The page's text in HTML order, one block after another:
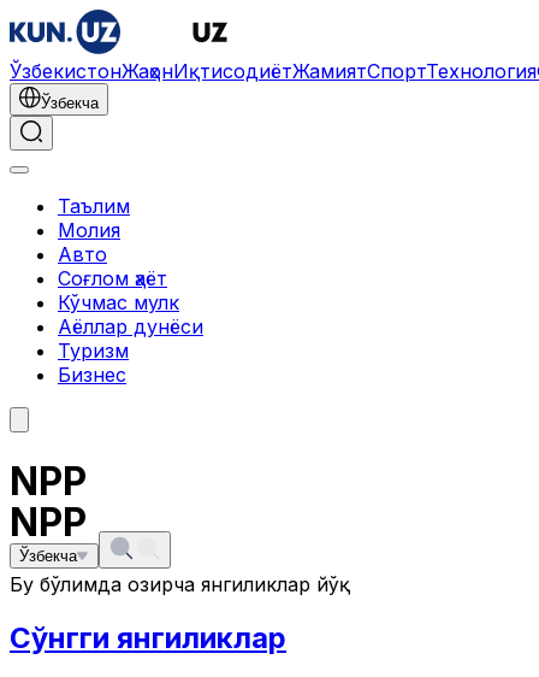
ЎзбекистонЖаҳонИқтисодиётЖамиятСпортТехнология
Ўзбекча
Таълим
Молия
Авто
Соғлом ҳаёт
Кўчмас мулк
Аёллар дунёси
Туризм
Бизнес
NPP
Ўзбекча
NPP
Бу бўлимда ҳозирча янгиликлар йўқ
Сўнгги янгиликлар